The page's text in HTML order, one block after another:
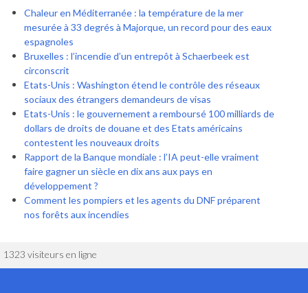
Chaleur en Méditerranée : la température de la mer
mesurée à 33 degrés à Majorque, un record pour des eaux
espagnoles
Bruxelles : l’incendie d’un entrepôt à Schaerbeek est
circonscrit
Etats-Unis : Washington étend le contrôle des réseaux
sociaux des étrangers demandeurs de visas
Etats-Unis : le gouvernement a remboursé 100 milliards de
dollars de droits de douane et des Etats américains
contestent les nouveaux droits
Rapport de la Banque mondiale : l’IA peut-elle vraiment
faire gagner un siècle en dix ans aux pays en
développement ?
Comment les pompiers et les agents du DNF préparent
nos forêts aux incendies
1323 visiteurs en ligne